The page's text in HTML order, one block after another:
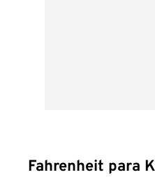
Fahrenheit para